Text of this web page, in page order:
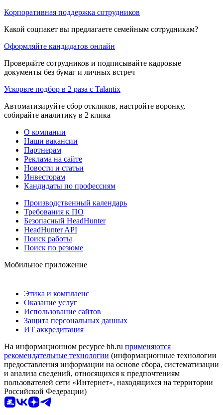
Корпоративная поддержка сотрудников
Какой соцпакет вы предлагаете семейным сотрудникам?
Оформляйте кандидатов онлайн
Проверяйте сотрудников и подписывайте кадровые
документы без бумаг и личных встреч
Ускорьте подбор в 2 раза с Talantix
Автоматизируйте сбор откликов, настройте воронку,
собирайте аналитику в 2 клика
О компании
Наши вакансии
Партнерам
Реклама на сайте
Новости и статьи
Инвесторам
Кандидаты по профессиям
Производственный календарь
Требования к ПО
Безопасный HeadHunter
HeadHunter API
Поиск работы
Поиск по резюме
Мобильное приложение
Этика и комплаенс
Оказание услуг
Использование сайтов
Защита персональных данных
ИТ аккредитация
На информационном ресурсе hh.ru применяются
рекомендательные технологии (информационные технологии
предоставления информации на основе сбора, систематизации
и анализа сведений, относящихся к предпочтениям
пользователей сети «Интернет», находящихся на территории
Российской Федерации)